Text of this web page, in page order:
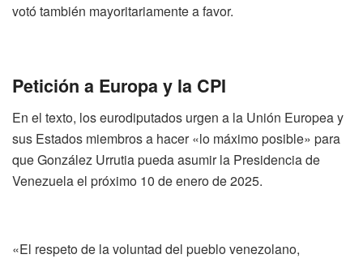
votó también mayoritariamente a favor.
Petición a Europa y la CPI
En el texto, los eurodiputados urgen a la Unión Europea y
sus Estados miembros a hacer «lo máximo posible» para
que González Urrutia pueda asumir la Presidencia de
Venezuela el próximo 10 de enero de 2025.
«El respeto de la voluntad del pueblo venezolano,